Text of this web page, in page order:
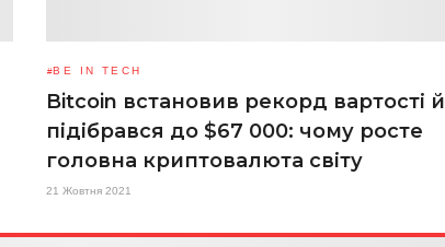
BE IN TECH
Bitcoin встановив рекорд вартості й
підібрався до $67 000: чому росте
головна криптовалюта світу
21 Жовтня 2021